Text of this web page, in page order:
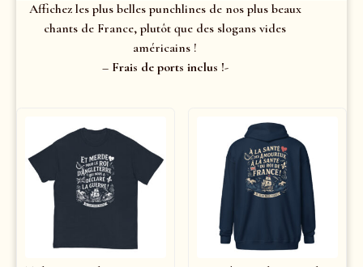
Affichez les plus belles punchlines de nos plus beaux
chants de France, plutôt que des slogans vides
américains !
– Frais de ports inclus !-